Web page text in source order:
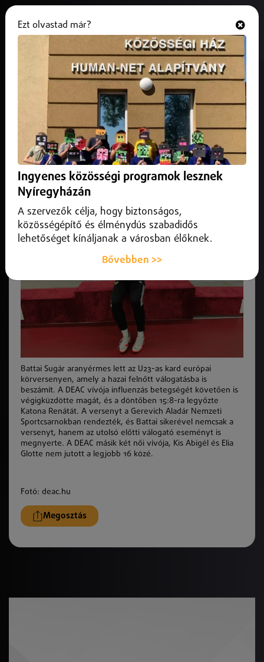
Battai Sugár aranyérmes az
európai körversenyen
2025. február 16.Sport
Battai Sugár aranyérmes lett az U23-as kard európai
beszámít.
Battai Sugár aranyérmes lett az U23-as kard európai
körversenyen, amely a hazai felnőtt válogatásba is
beszámít. A DEAC vívója influenzás betegségét követően is
végigküzdötte magát, és a döntőben 15:8-ra legyőzte
Katona Renátát. A versenyt a Gerevich Aladár Nemzeti
Sportcsarnokban rendezték, és Battai sikerével nemcsak a
versenyt, hanem az utolsó előtti válogató eseményt is
megnyerte. A DEAC másik két női vívója, Kis Abigél és Elia
Glotte nem jutott a legjobb 16 közé.
Fotó: deac.hu
Megosztás
Ezt olvastad már?
Ingyenes közösségi programok lesznek
Nyíregyházán
A szervezők célja, hogy biztonságos,
közösségépítő és élménydús szabadidős
lehetőséget kínáljanak a városban élőknek.
Bővebben >>